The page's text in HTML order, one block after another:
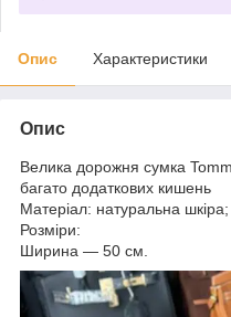
Опис Характеристики
Опис
Велика дорожня сумка
багато додаткових кишень
Матеріал: натуральна шкіра;
Розміри:
Ширина — 50 см.